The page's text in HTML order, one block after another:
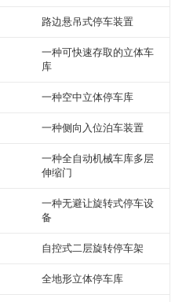
路边悬吊式停车装置
一种可快速存取的立体车
库
一种空中立体停车库
一种侧向入位泊车装置
一种全自动机械车库多层
伸缩门
一种无避让旋转式停车设
备
自控式二层旋转停车架
全地形立体停车库